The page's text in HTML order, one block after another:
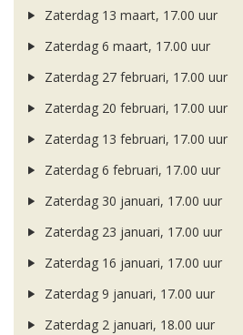
Zaterdag 13 maart, 17.00 uur
Zaterdag 6 maart, 17.00 uur
Zaterdag 27 februari, 17.00 uur
Zaterdag 20 februari, 17.00 uur
Zaterdag 13 februari, 17.00 uur
Zaterdag 6 februari, 17.00 uur
Zaterdag 30 januari, 17.00 uur
Zaterdag 23 januari, 17.00 uur
Zaterdag 16 januari, 17.00 uur
Zaterdag 9 januari, 17.00 uur
Zaterdag 2 januari, 18.00 uur